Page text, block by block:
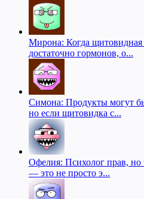
Мирона: Когда щитовидная
достаточно гормонов, о...
Симона: Продукты могут
но если щитовидка с...
Офелия: Психолог прав, но
— это не просто э...